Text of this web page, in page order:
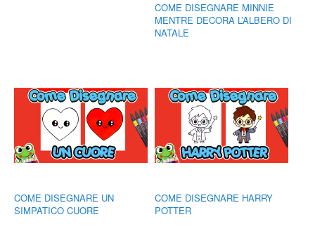
COME DISEGNARE MINNIE
MENTRE DECORA L’ALBERO DI
NATALE
COME DISEGNARE UN
SIMPATICO CUORE
COME DISEGNARE HARRY
POTTER